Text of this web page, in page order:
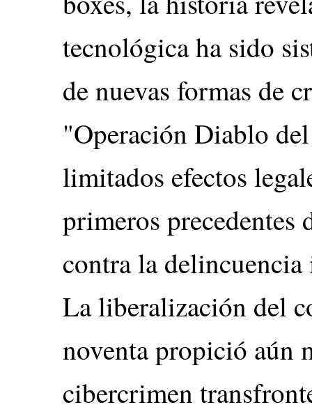
tecnológica ha sido
de nuevas formas de
"Operación Diablo
limitados efectos
primeros precedentes
contra la
La liberalización del
noventa propició aún
cibercrimen